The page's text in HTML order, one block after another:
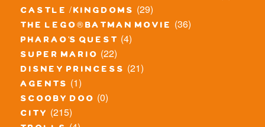
castle / kingdoms (29)
the lego® batman movie (36)
pharao's quest (4)
super mario (22)
disney princess (21)
agents (1)
scooby doo (0)
city (215)